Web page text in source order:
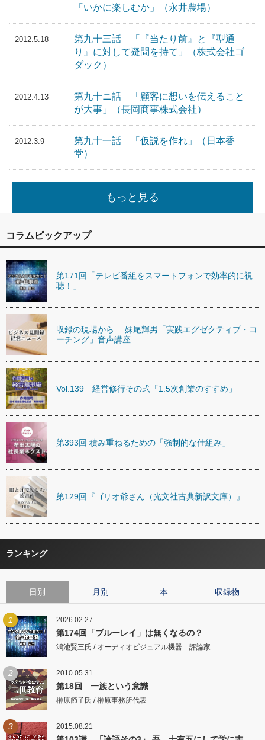
「いかに楽しむか」（永井農場）
2012.5.18
第九十三話 「『当たり前』と『型通
り』に対して疑問を持て」（株式会社ゴ
ダック）
2012.4.13
第九十ニ話 「顧客に想いを伝えること
が大事」（長岡商事株式会社）
2012.3.9
第九十一話 「仮説を作れ」（日本香
堂）
もっと見る
コラムピックアップ
第171回「テレビ番組をスマートフォンで効率的に視
聴！」
収録の現場から 妹尾輝男「実践エグゼクティブ・コ
ーチング」音声講座
Vol.139 経営修行その弐「1.5次創業のすすめ」
第393回 積み重ねるための「強制的な仕組み」
第129回『ゴリオ爺さん（光文社古典新訳文庫）』
ランキング
日別 月別 本 収録物
1 2026.02.27
第174回「ブルーレイ」は無くなるの？
鴻池賢三氏 / オーディオビジュアル機器 評論家
2 2010.05.31
第18回 一族という意識
榊原節子氏 / 榊原事務所代表
3 2015.08.21